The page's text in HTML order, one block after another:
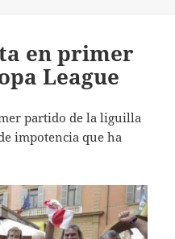
en primer
League
partido de la liguilla
impotencia que ha